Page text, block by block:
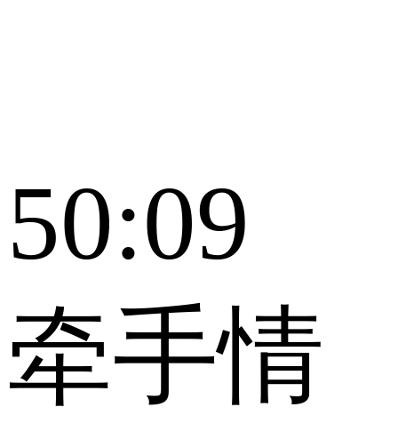
50:09
牵手情